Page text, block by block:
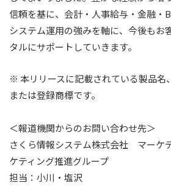
信頼を基に、会計・人事給与・金融・
システム運用の強みを軸に、今後もお
タルにサポートしていきます。
※ 本リリースに記載されている製品名
または登録商標です。
＜報道機関からのお問い合わせ先＞
さくら情報システム株式会社 マーケ
ケティング推進グループ
担当：小川・塩沢